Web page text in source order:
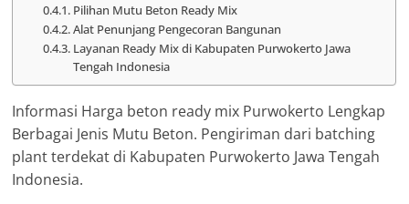
Pilihan Mutu Beton Ready Mix
Alat Penunjang Pengecoran Bangunan
Layanan Ready Mix di Kabupaten Purwokerto Jawa
Tengah Indonesia
Informasi Harga beton ready mix Purwokerto Lengkap
Berbagai Jenis Mutu Beton. Pengiriman dari batching
plant terdekat di Kabupaten Purwokerto Jawa Tengah
Indonesia.